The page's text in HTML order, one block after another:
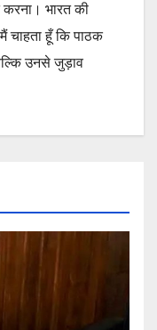
करना। भारत की
चाहता हूँ कि पाठक
उनसे जुड़ाव